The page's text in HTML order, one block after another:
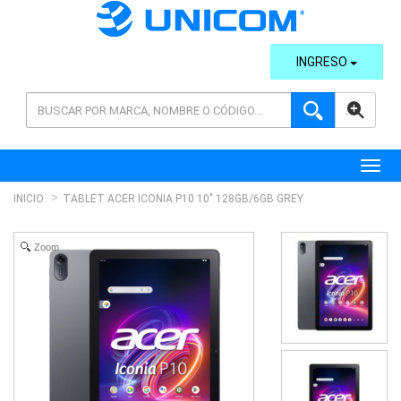
AVANZADA
INGRESO
INICIO TABLET ACER ICONIA P10 10" 128GB/6GB GREY
Zoom